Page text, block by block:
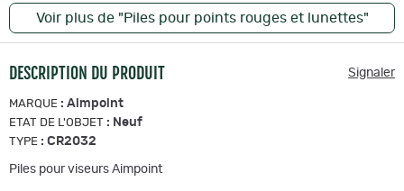
Voir plus de "Piles pour points rouges et lunettes"
DESCRIPTION DU PRODUIT Signaler
MARQUE : Aimpoint
ETAT DE L'OBJET : Neuf
TYPE : CR2032
Piles pour viseurs Aimpoint